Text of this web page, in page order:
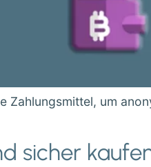
Zahlungsmittel, um
sicher